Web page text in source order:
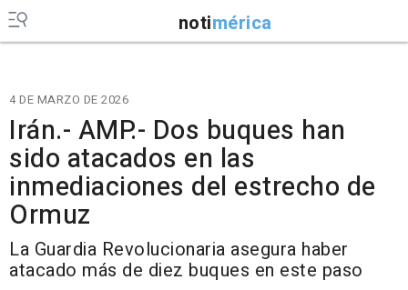
notimérica
4 DE MARZO DE 2026
Irán.- AMP.- Dos buques han
sido atacados en las
inmediaciones del estrecho de
Ormuz
La Guardia Revolucionaria asegura haber
atacado más de diez buques en este paso